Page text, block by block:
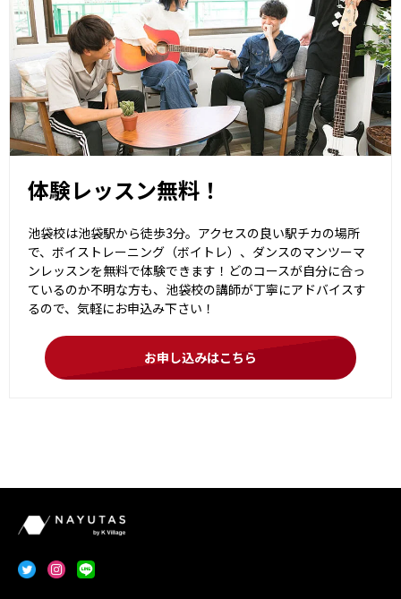
体験レッスン無料！
池袋校は池袋駅から徒歩3分。アクセスの良い駅チカの場所
で、ボイストレーニング（ボイトレ）、ダンスのマンツーマ
ンレッスンを無料で体験できます！どのコースが自分に合っ
ているのか不明な方も、池袋校の講師が丁寧にアドバイスす
るので、気軽にお申込み下さい！
お申し込みはこちら